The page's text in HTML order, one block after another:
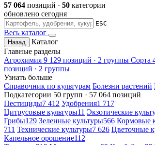
57 064 позиций · 50 категории
обновлено сегодня
ESC
Весь каталог
Назад
Каталог
Главные разделы
Агрохимия 9 129 позиций · 2 группы Сорта
позиций · 2 группы
Узнать больше
Справочник по культурам Болезни растений
Подкатегории 50 групп · 57 064 позиций
Пестициды7 412 Удобрения1 717
Цитрусовые культуры11 Экзотические
Грибы129 Зеленные культуры566 Кормовые
711 Технические культуры7 626 Цветочные
Капельное орошение112